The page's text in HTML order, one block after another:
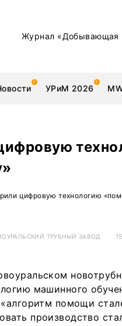
Журнал «Добывающая
УРиМ 2026
Золото
цифровую технологию
ТРУБНЫЙ ЗАВОД
машинного
«алгоритм помощи
производство